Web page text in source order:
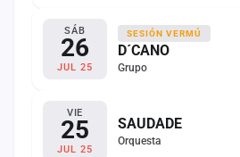
SÁB
26
JUL 25
SESIÓN VERMÚ
D´CANO
Grupo
VIE
25
JUL 25
SAUDADE
Orquesta